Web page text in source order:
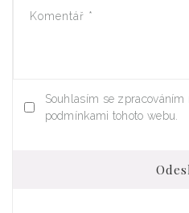
Komentář *
Souhlasím se
podmínkami tohoto webu.